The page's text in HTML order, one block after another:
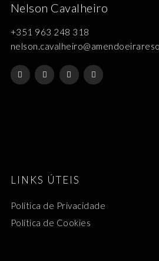
Nelson Cavalheiro
+351 963 248 318
LINKS ÚTEIS
Política de Privacidade
Política de Cookies